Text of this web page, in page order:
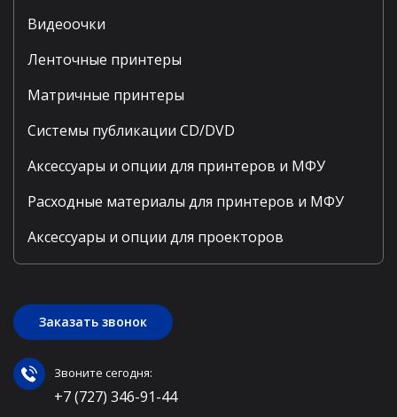
Видеоочки
Ленточные принтеры
Матричные принтеры
Системы публикации CD/DVD
Аксессуары и опции для принтеров и МФУ
Расходные материалы для принтеров и МФУ
Аксессуары и опции для проекторов
Заказать звонок
Звоните сегодня:
+7 (727) 346-91-44